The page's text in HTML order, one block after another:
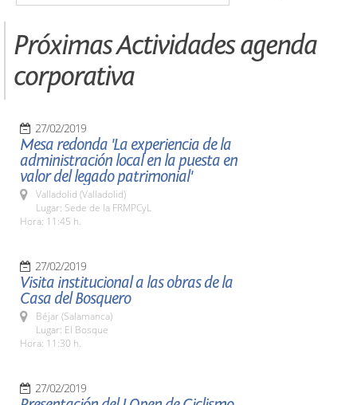
Próximas Actividades agenda
corporativa
27/02/2019
Mesa redonda 'La experiencia de la
administración local en la puesta en
valor del legado patrimonial'
Valladolid (Valladolid)
Lugar: Sede de la FRMPCyL
Hora: 11:45 h.
27/02/2019
Visita institucional a las obras de la
Casa del Bosquero
Béjar (Salamanca)
Lugar: El Bosque
Hora: 11:30 h.
27/02/2019